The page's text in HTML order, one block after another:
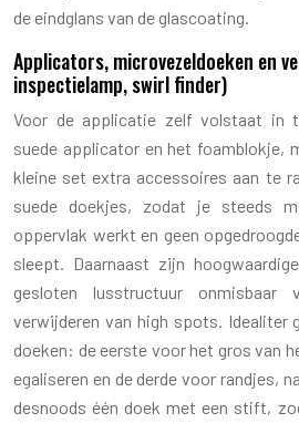
de eindglans van de glascoating.
Applicators, microvezeldoeken en
inspectielamp, swirl finder)
Voor de applicatie zelf volstaat in
suede applicator en het foamblokje,
kleine set extra accessoires aan te
suede doekjes, zodat je steeds
oppervlak werkt en geen
sleept. Daarnaast zijn
gesloten lusstructuur
verwijderen van high spots. Idealiter
doeken: de eerste voor het gros van
egaliseren en de derde voor randjes,
desnoods één doek met een stift,